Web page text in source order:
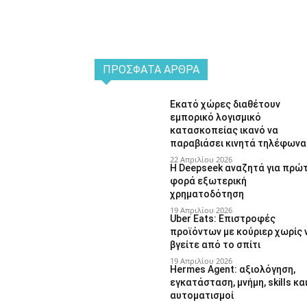
ΠΡΌΣΦΑΤΑ ΆΡΘΡΑ
Εκατό χώρες διαθέτουν
εμπορικό λογισμικό
κατασκοπείας ικανό να
παραβιάσει κινητά τηλέφωνα
22 Απριλίου 2026
Η Deepseek αναζητά για
φορά εξωτερική
χρηματοδότηση
19 Απριλίου 2026
Uber Eats: Επιστροφές
προϊόντων με κούριερ χωρίς
βγείτε από το σπίτι
19 Απριλίου 2026
Hermes Agent: αξιολόγηση,
εγκατάσταση, μνήμη, skills και
αυτοματισμοί